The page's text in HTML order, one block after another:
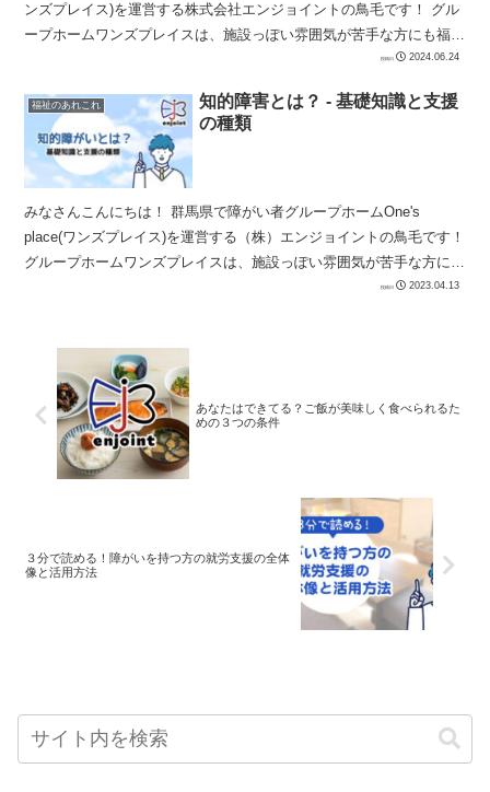
ンズプレイス)を運営する株式会社エンジョイントの鳥毛です！ グル
ープホームワンズプレイスは、施設っぽい雰囲気が苦手な方にも福祉
2024.06.24
福祉のあれこれ
知的障害とは？ - 基礎知識と支援
の種類
みなさんこんにちは！ 群馬県で障がい者グループホームOne's
place(ワンズプレイス)を運営する（株）エンジョイントの鳥毛です！
グループホームワンズプレイスは、施設っぽい雰囲気が苦手な方にも
2023.04.13
あなたはできてる？ご飯が美味しく食べられるた
めの３つの条件
３分で読める！障がいを持つ方の就労支援の全体
像と活用方法